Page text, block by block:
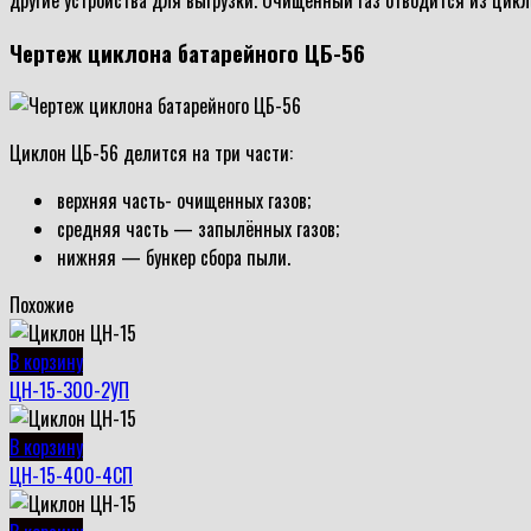
Чертеж циклона батарейного ЦБ-56
Циклон ЦБ-56 делится на три части:
верхняя часть- очищенных газов;
средняя часть — запылённых газов;
нижняя — бункер сбора пыли.
Похожие
В корзину
ЦН-15-300-2УП
В корзину
ЦН-15-400-4СП